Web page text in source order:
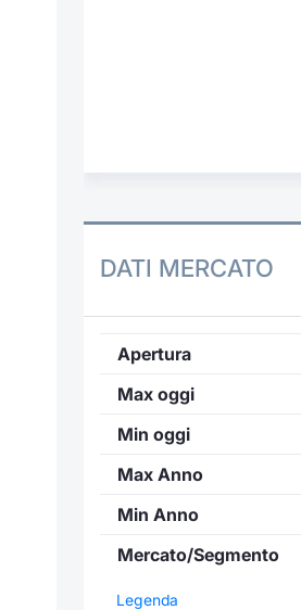
DATI MERCATO
Apertura
Max oggi
Min oggi
Max Anno
Min Anno
Mercato/Segmento
Legenda